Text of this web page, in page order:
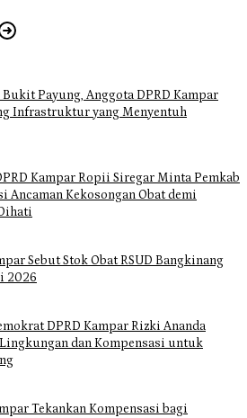
Payung, Anggota DPRD Kampar
Infrastruktur yang Menyentuh
Kampar Ropii Siregar Minta Pemkab
Ancaman Kekosongan Obat demi
Sebut Stok Obat RSUD Bangkinang
2026
DPRD Kampar Rizki Ananda
dan Kompensasi untuk
Tekankan Kompensasi bagi